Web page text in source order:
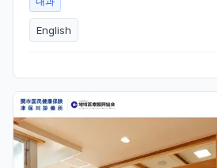
English